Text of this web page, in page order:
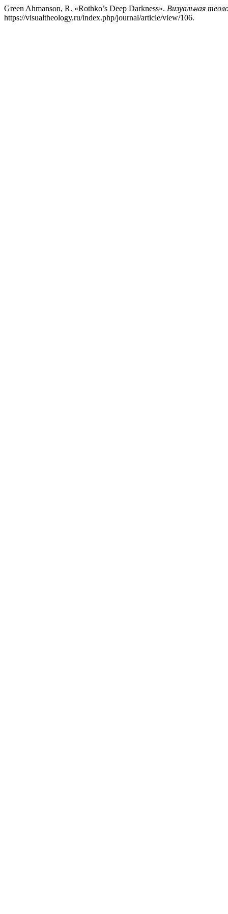
Green Ahmanson, R. «Rothko’s Deep Darkness». Визуальная
https://visualtheology.ru/index.php/journal/article/view/106.